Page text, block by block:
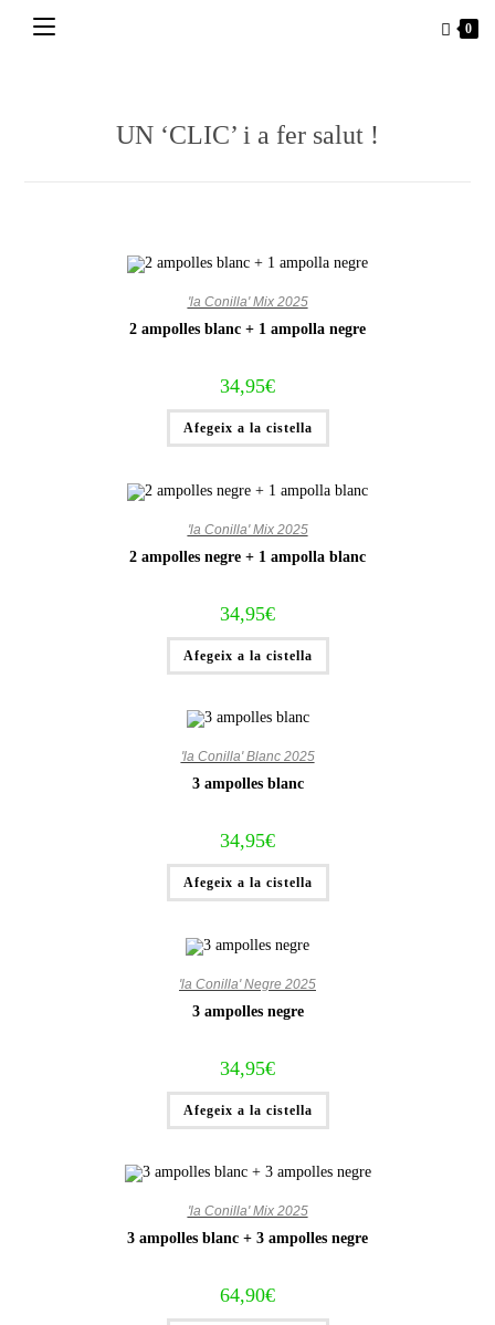
0
UN ‘CLIC’ i a fer salut !
'la Conilla' Mix 2025
2 ampolles blanc + 1 ampolla negre
34,95€
Afegeix a la cistella
'la Conilla' Mix 2025
2 ampolles negre + 1 ampolla blanc
34,95€
Afegeix a la cistella
'la Conilla' Blanc 2025
3 ampolles blanc
34,95€
Afegeix a la cistella
'la Conilla' Negre 2025
3 ampolles negre
34,95€
Afegeix a la cistella
'la Conilla' Mix 2025
3 ampolles blanc + 3 ampolles negre
64,90€